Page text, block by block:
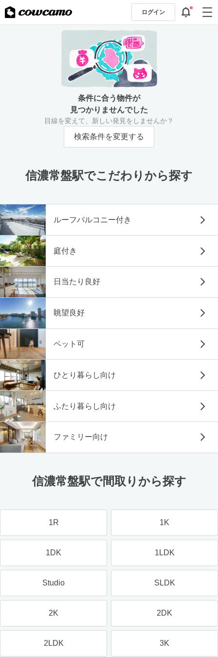
ログイン
条件に合う物件が
見つかりませんでした
目線を変えて、新しい発見をしませんか？
検索条件を変更する
信濃常盤駅でこだわりから探す
ルーフバルコニー付き
庭付き
日当たり良好
眺望良好
ペット可
ひとり暮らし向け
ふたり暮らし向け
ファミリー向け
信濃常盤駅で間取りから探す
1R 1K
1DK 1LDK
Studio SLDK
2K 2DK
2LDK 3K